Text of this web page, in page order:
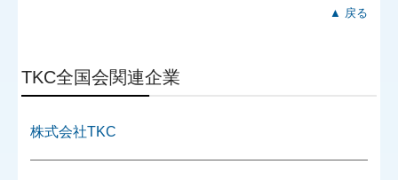
▲ 戻る
TKC全国会関連企業
株式会社TKC